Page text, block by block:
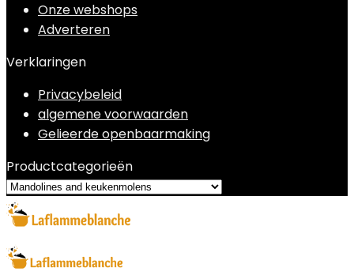
Onze webshops
Adverteren
Verklaringen
Privacybeleid
algemene voorwaarden
Gelieerde openbaarmaking
Productcategorieën